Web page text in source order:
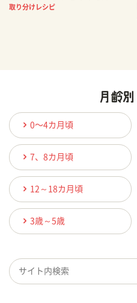
取り分けレシピ
0〜4カ月頃
7、8カ月頃
12～18カ月頃
3歳～5歳
検索キーワード入力